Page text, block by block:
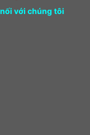
với chúng tôi